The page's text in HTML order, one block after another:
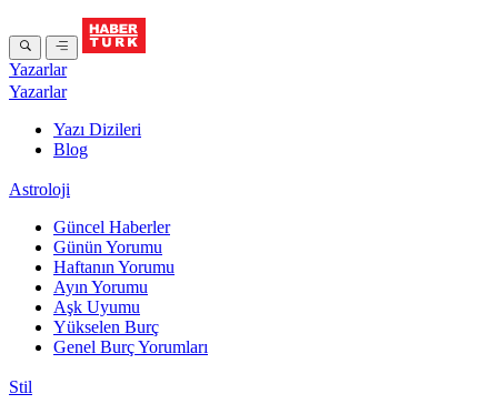
Yazarlar
Yazarlar
Yazı Dizileri
Blog
Astroloji
Güncel Haberler
Günün Yorumu
Haftanın Yorumu
Ayın Yorumu
Aşk Uyumu
Yükselen Burç
Genel Burç Yorumları
Stil